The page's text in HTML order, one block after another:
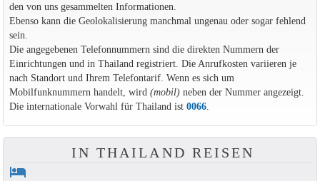
den von uns gesammelten Informationen.
Ebenso kann die Geolokalisierung manchmal ungenau oder sogar fehlend
sein.
Die angegebenen Telefonnummern sind die direkten Nummern der
Einrichtungen und in Thailand registriert. Die Anrufkosten variieren je
nach Standort und Ihrem Telefontarif. Wenn es sich um
Mobilfunknummern handelt, wird (mobil)neben der Nummer angezeigt.
Die internationale Vorwahl für Thailand ist 0066.
IN THAILAND REISEN
hotel